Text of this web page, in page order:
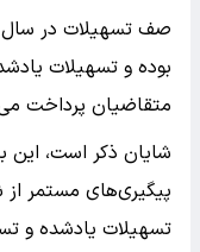
صف تسهیلات در سال
بوده و تسهیلات
متقاضیان پرداخت
شایان ذکر است، این
پیگیری‌های مستمر از
تسهیلات یادشده و